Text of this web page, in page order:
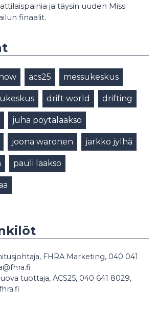
ja täysin uuden Miss
finaalit.
acs25 messukeskus
drift world drifting
juha pöytälaakso
joona waronen jarkko jylhä
pauli laakso
FHRA Marketing, 040 041
tuottaja, ACS25, 040 641 8029,